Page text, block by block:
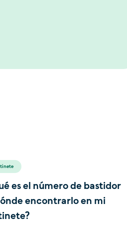
es el número de bastidor
encontrarlo en mi